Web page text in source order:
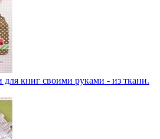
для книг своими руками - из ткани.